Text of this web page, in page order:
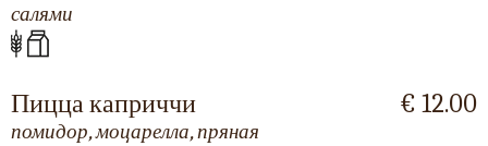
салями
Пицца каприччи
помидор, моцарелла, пряная
€ 12.00